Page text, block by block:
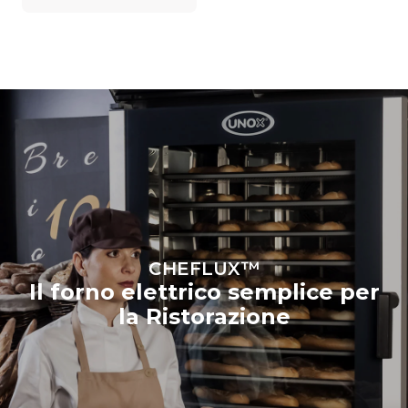
CHEFLUX™
Il forno elettrico semplice per
la Ristorazione